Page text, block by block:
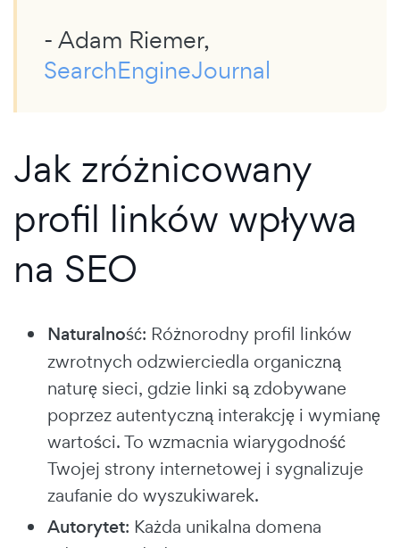
- Adam Riemer,
SearchEngineJournal
Jak zróżnicowany
profil linków wpływa
na SEO
Naturalność: Różnorodny profil linków
zwrotnych odzwierciedla organiczną
naturę sieci, gdzie linki są zdobywane
poprzez autentyczną interakcję i wymianę
wartości. To wzmacnia wiarygodność
Twojej strony internetowej i sygnalizuje
zaufanie do wyszukiwarek.
Autorytet: Każda unikalna domena